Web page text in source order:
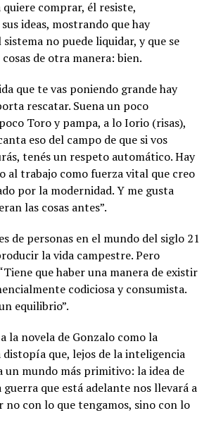
comprar, él resiste,
ideas, mostrando que hay
no puede liquidar, y que se
de otra manera: bien.
que te vas poniendo grande hay
rescatar. Suena un poco
Toro y pampa, a lo Iorio (risas),
eso del campo de que si vos
tenés un respeto automático. Hay
al trabajo como fuerza vital que creo
por la modernidad. Y me gusta
las cosas antes”.
de personas en el mundo del siglo 21
la vida campestre. Pero
que haber una manera de existir
codiciosa y consumista.
equilibrio”.
la novela de Gonzalo como la
que, lejos de la inteligencia
mundo más primitivo: la idea de
guerra que está adelante nos llevará a
no con lo que tengamos, sino con lo